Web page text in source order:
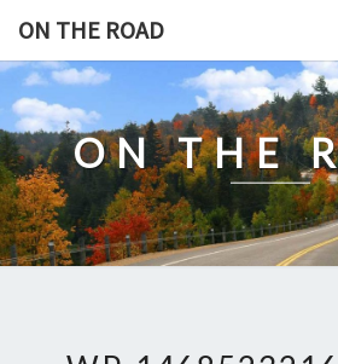
content
ON THE ROAD
ON THE